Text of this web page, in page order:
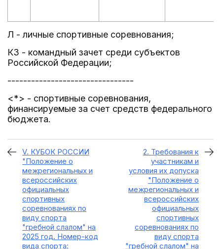
Л - личные спортивные соревнования;
КЗ - командный зачет среди субъектов
Российской Федерации;
--------------------------------
<*> - спортивные соревнования,
финансируемые за счет средств федерального
бюджета.
V. КУБОК РОССИИ
"Положение о
межрегиональных и
всероссийских
официальных
спортивных
соревнованиях по
виду спорта
"гребной слалом" на
2025 год. Номер-код
вида спорта:
2. Требования к
участникам и
условия их допуска
"Положение о
межрегиональных и
всероссийских
официальных
спортивных
соревнованиях по
виду спорта
"гребной слалом" на